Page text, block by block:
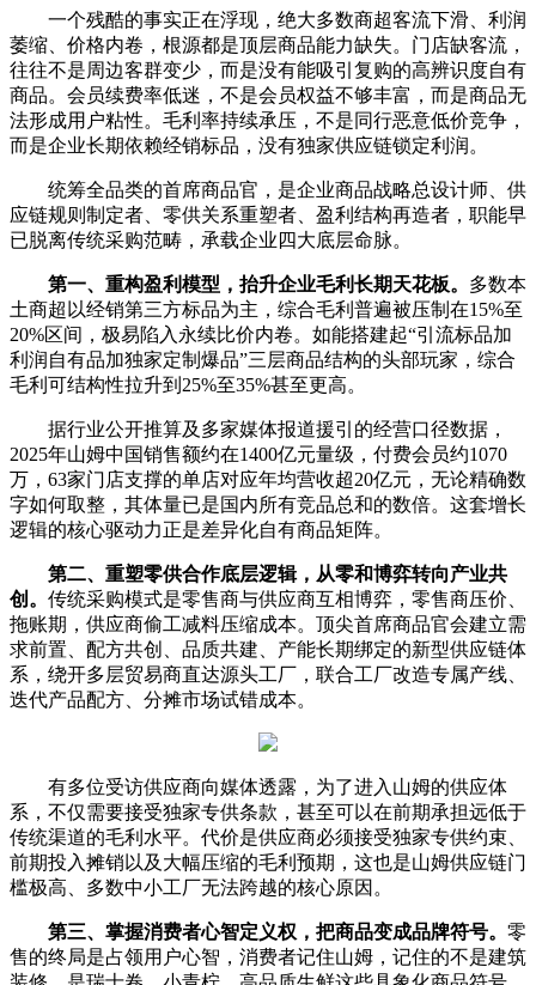
一个残酷的事实正在浮现，绝大多数商超客流下滑、利润
萎缩、价格内卷，根源都是顶层商品能力缺失。门店缺客流，
往往不是周边客群变少，而是没有能吸引复购的高辨识度自有
商品。会员续费率低迷，不是会员权益不够丰富，而是商品无
法形成用户粘性。毛利率持续承压，不是同行恶意低价竞争，
而是企业长期依赖经销标品，没有独家供应链锁定利润。
统筹全品类的首席商品官，是企业商品战略总设计师、供
应链规则制定者、零供关系重塑者、盈利结构再造者，职能早
已脱离传统采购范畴，承载企业四大底层命脉。
第一、重构盈利模型，抬升企业毛利长期天花板。 多数本
土商超以经销第三方标品为主，综合毛利普遍被压制在15%至
20%区间，极易陷入永续比价内卷。如能搭建起“引流标品加
利润自有品加独家定制爆品”三层商品结构的头部玩家，综合
毛利可结构性拉升到25%至35%甚至更高。
据行业公开推算及多家媒体报道援引的经营口径数据，
2025年山姆中国销售额约在1400亿元量级，付费会员约1070
万，63家门店支撑的单店对应年均营收超20亿元，无论精确数
字如何取整，其体量已是国内所有竞品总和的数倍。这套增长
逻辑的核心驱动力正是差异化自有商品矩阵。
第二、重塑零供合作底层逻辑，从零和博弈转向产业共
创。 传统采购模式是零售商与供应商互相博弈，零售商压价、
拖账期，供应商偷工减料压缩成本。顶尖首席商品官会建立需
求前置、配方共创、品质共建、产能长期绑定的新型供应链体
系，绕开多层贸易商直达源头工厂，联合工厂改造专属产线、
迭代产品配方、分摊市场试错成本。
有多位受访供应商向媒体透露，为了进入山姆的供应体
系，不仅需要接受独家专供条款，甚至可以在前期承担远低于
传统渠道的毛利水平。代价是供应商必须接受独家专供约束、
前期投入摊销以及大幅压缩的毛利预期，这也是山姆供应链门
槛极高、多数中小工厂无法跨越的核心原因。
第三、掌握消费者心智定义权，把商品变成品牌符号。 零
售的终局是占领用户心智，消费者记住山姆，记住的不是建筑